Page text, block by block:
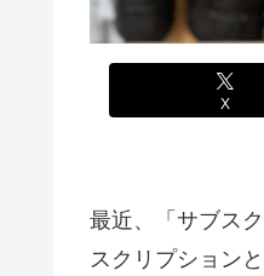
X
最近、「サブス
スクリプション